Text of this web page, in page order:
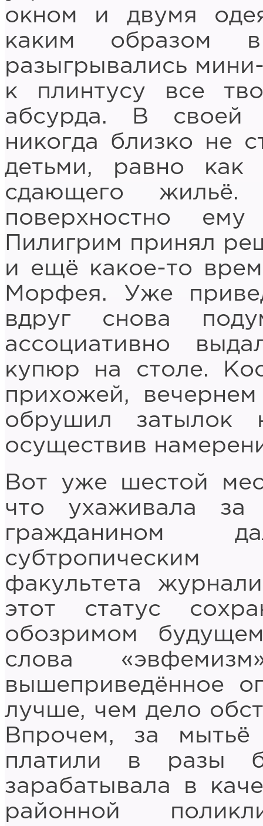
окном и двумя
каким образом
разыгрывались
к плинтусу все
абсурда. В своей
никогда близко не
детьми, равно
сдающего жильё.
поверхностно
Пилигрим принял
и ещё какое-то
Морфея. Уже
вдруг снова
ассоциативно
купюр на столе.
прихожей,
обрушил
осуществив
Вот уже шестой
что ухаживала за
гражданином
факультета
этот статус
обозримом
слова
вышеприведённое
лучше, чем дело
Впрочем, за мытьё
платили в разы
зарабатывала в
районной